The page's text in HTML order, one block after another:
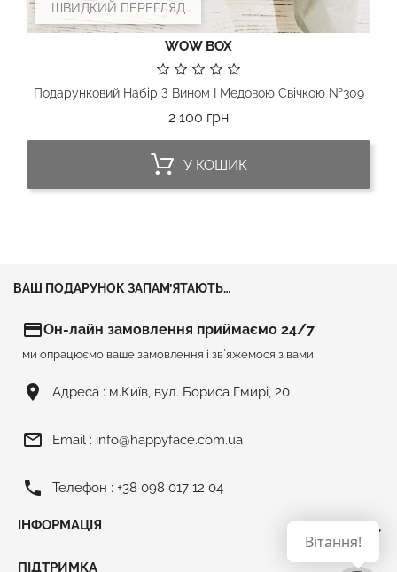
ШВИДКИЙ ПЕРЕГЛЯД
WOW BOX
Подарунковий Набір З Вином І Медовою Свічкою №309
2 100 грнЦіна
У КОШИК
ВАШ ПОДАРУНОК ЗАПАМ’ЯТАЮТЬ…
credit_cardОн-лайн замовлення приймаємо 24/7
ми опрацюємо ваше замовлення і зв`яжемося з вами
room Адреса : м.Київ, вул. Бориса Гмирі, 20
mail_outline Email : info@happyface.com.ua
phone Телефон : +38 098 017 12 04
ІНФОРМАЦІЯ 
ПІДТРИМКА
Вітання!